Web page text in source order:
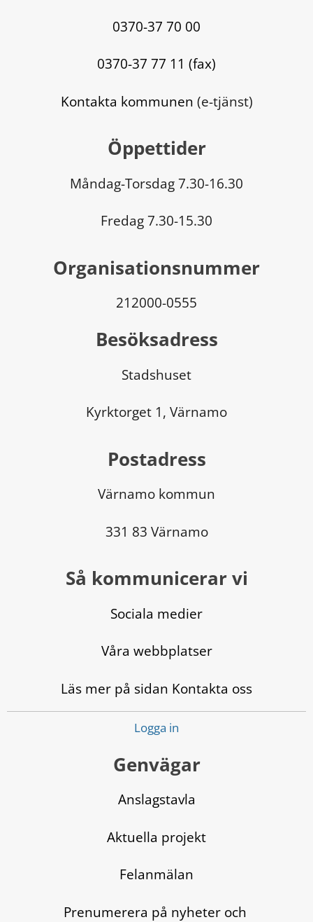
0370-37 70 00
0370-37 77 11 (fax)
Kontakta kommunen (e-tjänst)
Öppettider
Måndag-Torsdag 7.30-16.30
Fredag 7.30-15.30
Organisationsnummer
212000-0555
Besöksadress
Stadshuset
Kyrktorget 1, Värnamo
Postadress
Värnamo kommun
331 83 Värnamo
Så kommunicerar vi
Sociala medier
Våra webbplatser
Läs mer på sidan Kontakta oss
Logga in
Genvägar
Anslagstavla
Aktuella projekt
Felanmälan
Prenumerera på nyheter och